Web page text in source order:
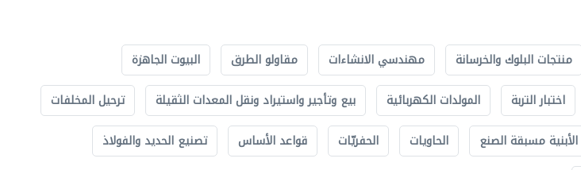
منتجات البلوك والخرسانة مهندسي الانشاءات مقاولو الطرق
البيوت الجاهزة
اختبار التربة المولدات الكهربائية بيع وتأجير واستيراد ونقل المعدات الثقيلة
ترحيل المخلفات
الأبنية مسبقة الصنع الحاويات الحفريّات قواعد الأساس
تصنيع الحديد والفولاذ